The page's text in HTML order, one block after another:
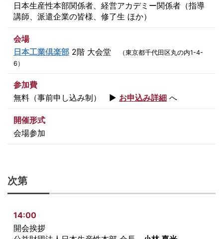
日本生産性本部関係者、経営アカデミー関係者（指導
講師、派遣企業の皆様、修了生 ほか）
会場
日本工業倶楽部 2階 大会堂
（東京都千代田区丸の内1-4-
6）
参加費
無料（事前申し込み制） ▶ お申込み詳細 へ
開催形式
会場参加
次第
14:00
開会挨拶